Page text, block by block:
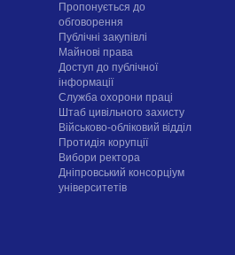
Пропонується до
обговорення
Публічні закупівлі
Майнові права
Доступ до публічної
інформації
Служба охорони праці
Штаб цивільного захисту
Військово-обліковий відділ
Протидія корупції
Вибори ректора
Дніпровський консорціум
університетів